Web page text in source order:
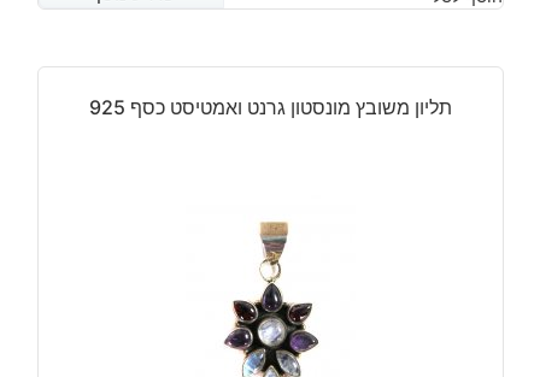
המקורי
היה:
₪120.
הנוכחי
הוא:
₪90.
תליון משובץ מונסטון גרנט ואמטיסט כסף 925